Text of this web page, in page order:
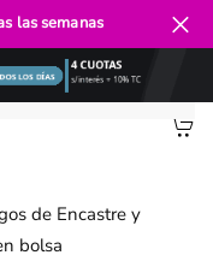
de Encastre y
bolsa
las semanas